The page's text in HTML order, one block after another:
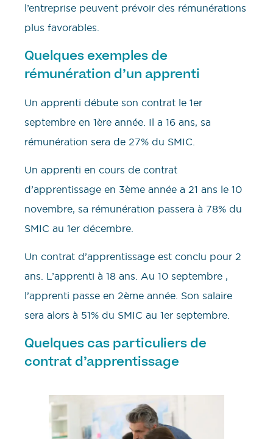
l’entreprise peuvent prévoir des rémunérations
plus favorables.
Quelques exemples de
rémunération d’un apprenti
Un apprenti débute son contrat le 1er
septembre en 1ère année. Il a 16 ans, sa
rémunération sera de 27% du SMIC.
Un apprenti en cours de contrat
d’apprentissage en 3ème année a 21 ans le 10
novembre, sa rémunération passera à 78% du
SMIC au 1er décembre.
Un contrat d’apprentissage est conclu pour 2
ans. L’apprenti à 18 ans. Au 10 septembre ,
l’apprenti passe en 2ème année. Son salaire
sera alors à 51% du SMIC au 1er septembre.
Quelques cas particuliers de
contrat d’apprentissage